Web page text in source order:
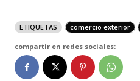
ETIQUETAS comercio exterior
compartir en redes sociales: